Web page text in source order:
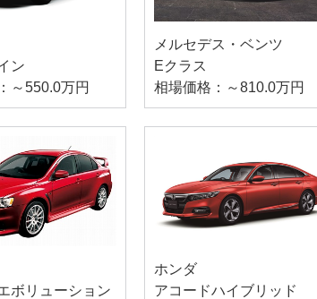
ン
～550.0万円
メルセデス・ベンツ
Eクラス
相場価格：～810.0万円
ボリューション
ホンダ
アコードハイブリッド